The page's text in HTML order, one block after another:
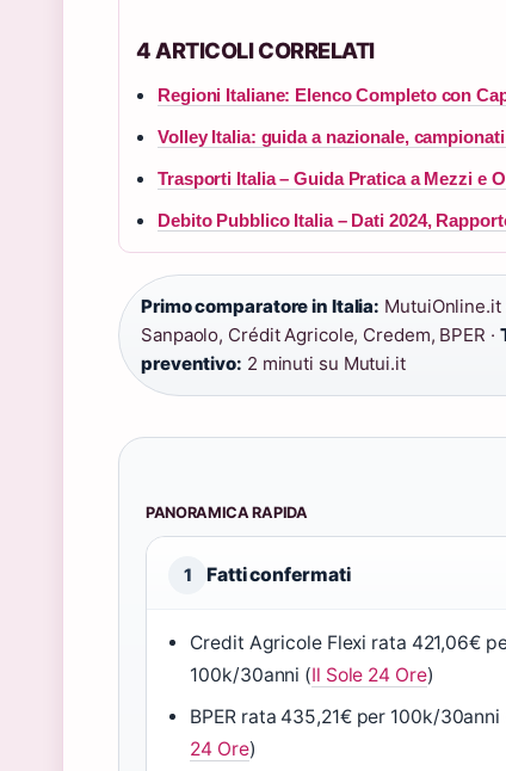
4 ARTICOLI CORRELATI
Regioni Italiane: Elenco Completo con
Volley Italia: guida a nazionale,
Trasporti Italia – Guida Pratica a Mezzi e
Debito Pubblico Italia – Dati 2024,
Primo comparatore in Italia: MutuiOnline.it
Sanpaolo, Crédit Agricole, Credem, BPER ·
preventivo: 2 minuti su Mutui.it
PANORAMICA RAPIDA
1 Fatti confermati
Credit Agricole Flexi rata 421,06€
100k/30anni (Il Sole 24 Ore)
BPER rata 435,21€ per 100k/30anni
24 Ore)